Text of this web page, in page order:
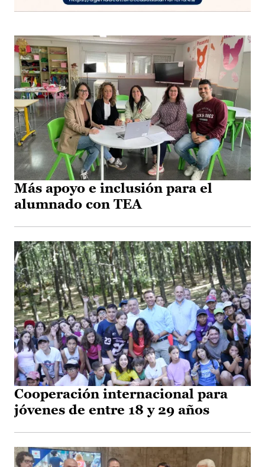
Más apoyo e inclusión para el
alumnado con TEA
Cooperación internacional para
jóvenes de entre 18 y 29 años